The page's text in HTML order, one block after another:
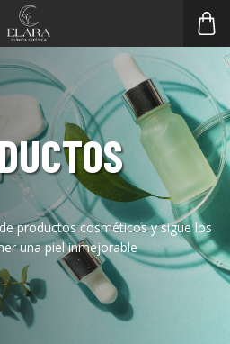
productos cosméticos y sigue los
una piel inmejorable